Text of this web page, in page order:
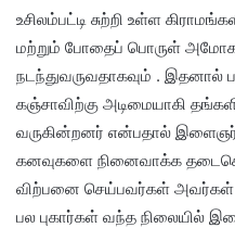
உசிலம்பட்டி சுற்றி உள்ள
மற்றும் போதைப் பொருள்
நடந்துவருவதாகவும் . இதனால்
கஞ்சாவிற்கு அடிமையாகி
வருகின்றனர் என்பதால்
கனவுகளை நினைவாக்க
விற்பனை செய்பவர்கள் அவர்கள்
பல புகார்கள் வந்த நிலையில்